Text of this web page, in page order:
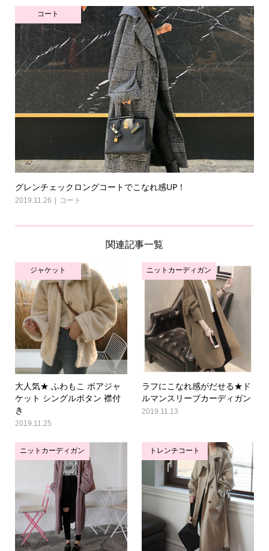
コート
グレンチェックロングコートでこなれ感UP！
2019.11.26 コート
関連記事一覧
ジャケット
大人気★ ふわもこ ボアジャ
ケット シングルボタン 襟付
き
2019.11.25
ニットカーディガン
ラフにこなれ感がだせる★ド
ルマンスリーブカーディガン
2019.11.13
ニットカーディガン トレンチコート